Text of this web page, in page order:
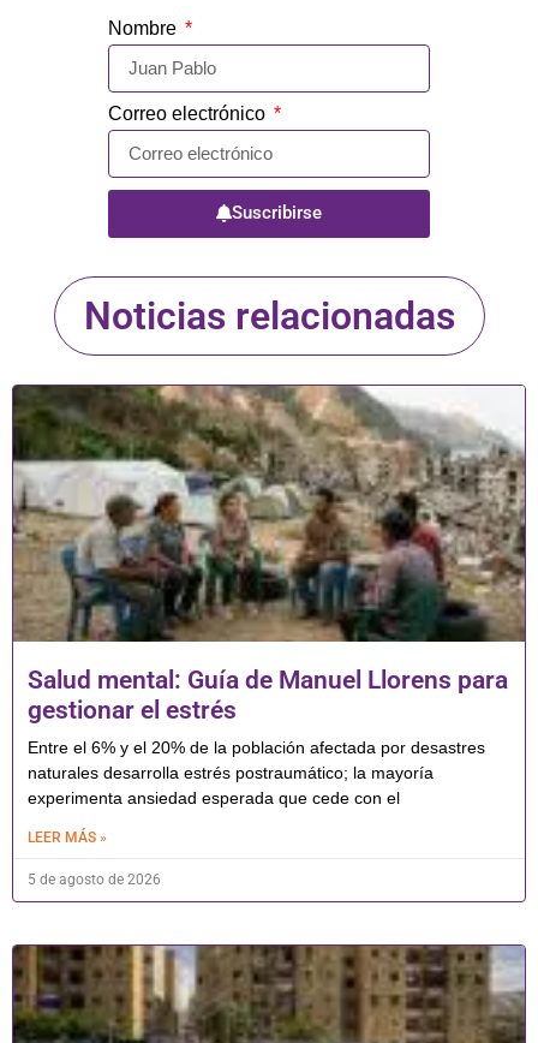
Nombre
Correo electrónico
Suscribirse
Noticias relacionadas
Salud mental: Guía de Manuel Llorens para
gestionar el estrés
Entre el 6% y el 20% de la población afectada por desastres
naturales desarrolla estrés postraumático; la mayoría
experimenta ansiedad esperada que cede con el
LEER MÁS »
5 de agosto de 2026